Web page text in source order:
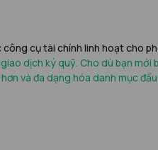
cụ tài chính linh hoạt cho
dịch ký quỹ. Cho dù bạn
và đa dạng hóa danh mục